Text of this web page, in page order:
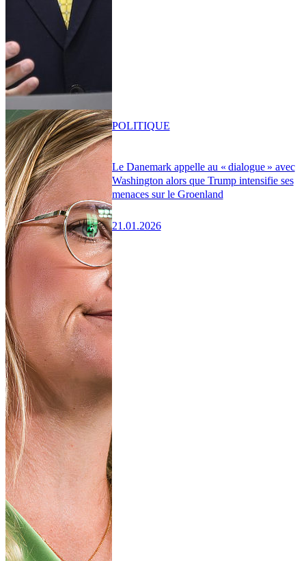
Le Danemark appelle au « dialogue » avec
Washington alors que Trump intensifie ses
menaces sur le Groenland
21.01.2026
POLITIQUE